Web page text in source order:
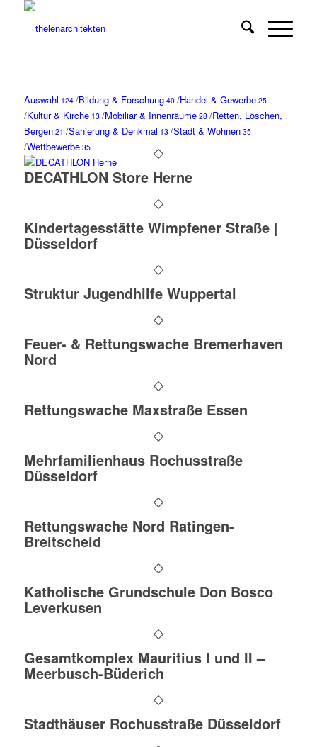
Auswahl 124 /Bildung & Forschung40 /Handel & Gewerbe25
/Kultur & Kirche13 /Mobiliar & Innenräume28 /Retten, Löschen,
Bergen21 /Sanierung & Denkmal 13 /Stadt & Wohnen35
/Wettbewerbe35
DECATHLON Store Herne
Kindertagesstätte Wimpfener Straße |
Düsseldorf
Struktur Jugendhilfe Wuppertal
Feuer- & Rettungswache Bremerhaven
Nord
Rettungswache Maxstraße Essen
Mehrfamilienhaus Rochusstraße
Düsseldorf
Rettungswache Nord Ratingen-
Breitscheid
Katholische Grundschule Don Bosco
Leverkusen
Gesamtkomplex Mauritius I und II –
Meerbusch-Büderich
Stadthäuser Rochusstraße Düsseldorf